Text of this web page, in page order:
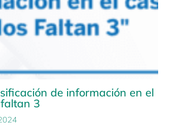
de información en el
3